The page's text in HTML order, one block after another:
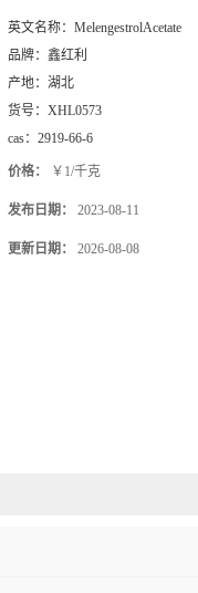
英文名称： MelengestrolAcetate
品牌： 鑫红利
产地： 湖北
货号： XHL0573
cas： 2919-66-6
价格： ￥1/千克
发布日期： 2023-08-11
更新日期： 2026-08-08